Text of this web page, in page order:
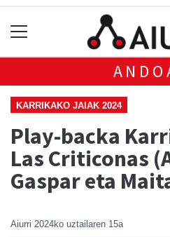
KARRIKAKO JAIAK 2024
Play-backa
Las Criticonas
Gaspar eta
Aiurri 2024ko uztailaren 15a